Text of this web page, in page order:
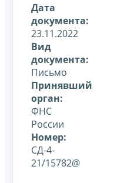
Дата
документа:
23.11.2022
Вид
документа:
Письмо
Принявший
орган:
ФНС
России
Номер:
СД-4-
21/15782@